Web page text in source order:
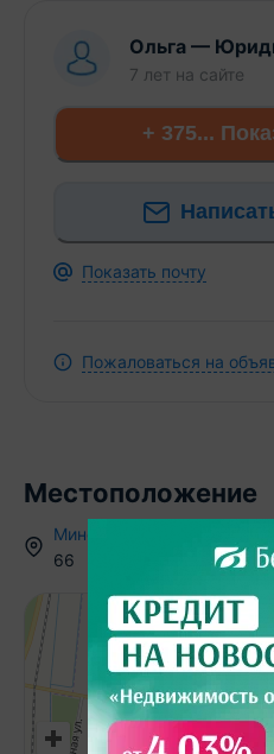
Ольга —
7 лет на сайте
+ 375...
Показать почту
Пожаловаться на
Местоположение
Минская область
66